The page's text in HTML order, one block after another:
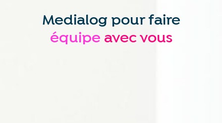
Medialog pour faire
équipe avec vous